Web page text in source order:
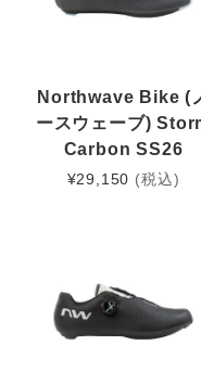
Northwave Bike (
ースウェーブ)
Carbon SS26
¥29,150 (税込)